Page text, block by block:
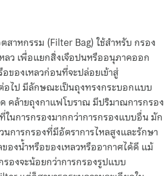
สาหกรรม (Filter Bag) ใช้สำหรับ กรอง
ลว เพื่อแยกสิ่งเจือปนหรืออนุภาคออก
ของเหลวก่อนที่จะปล่อยเข้าสู่
อไป มีลักษณะเป็นถุงทรงกระบอกแบบ
คล้ายถุงกาแฟโบราณ มีปริมาณการกรอง
นการกรองมากกว่าการกรองแบบอื่น มัก
นการกรองที่มีอัตราการไหลสูงและรักษา
องน้ำหรือของเหลวหรืออากาศได้ดี แม้
องจะน้อยกว่าการกรองรูปแบบ